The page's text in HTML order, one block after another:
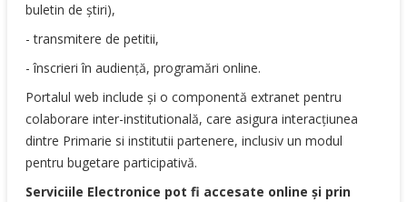
buletin de știri),
- transmitere de petitii,
- înscrieri în audiență, programări online.
Portalul web include și o componentă extranet pentru
colaborare inter-institutională, care asigura interacțiunea
dintre Primarie si institutii partenere, inclusiv un modul
pentru bugetare participativă.
Serviciile Electronice pot fi accesate online și prin